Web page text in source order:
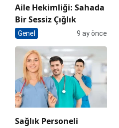
Aile Hekimliği: Sahada
Bir Sessiz Çığlık
Genel 9 ay önce
Sağlık Personeli